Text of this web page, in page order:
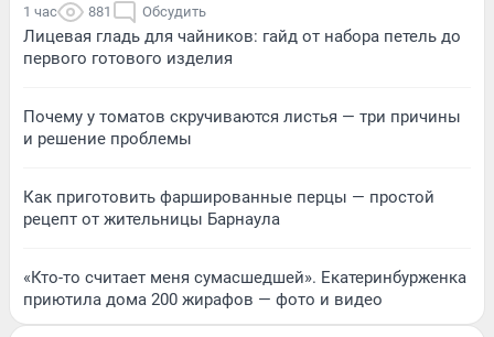
1 час 881 Обсудить
Лицевая гладь для чайников: гайд от набора петель до
первого готового изделия
Почему у томатов скручиваются листья — три причины
и решение проблемы
Как приготовить фаршированные перцы — простой
рецепт от жительницы Барнаула
«Кто-то считает меня сумасшедшей». Екатеринбурженка
приютила дома 200 жирафов — фото и видео